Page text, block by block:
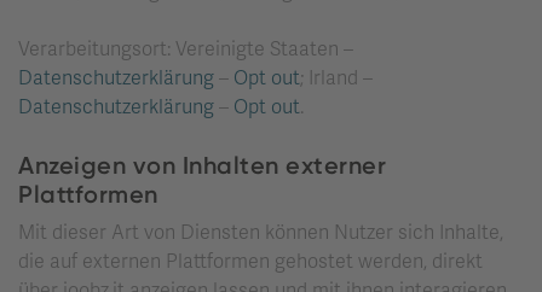
Verarbeitungsort: Vereinigte Staaten –
Datenschutzerklärung – Opt out; Irland –
Datenschutzerklärung – Opt out.
Anzeigen von Inhalten externer
Plattformen
Mit dieser Art von Diensten können Nutzer sich Inhalte,
die auf externen Plattformen gehostet werden, direkt